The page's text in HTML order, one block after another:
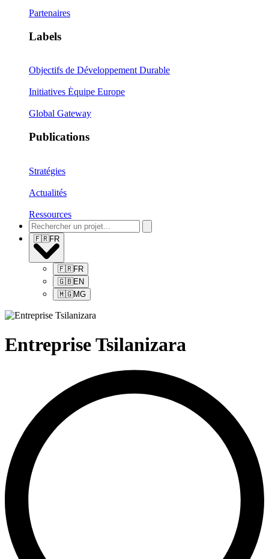
Partenaires
Labels
Objectifs de Développement Durable
Initiatives Équipe Europe
Global Gateway
Publications
Stratégies
Actualités
Ressources
🇫🇷FR
🇫🇷FR
🇬🇧EN
🇲🇬MG
Entreprise Tsilanizara